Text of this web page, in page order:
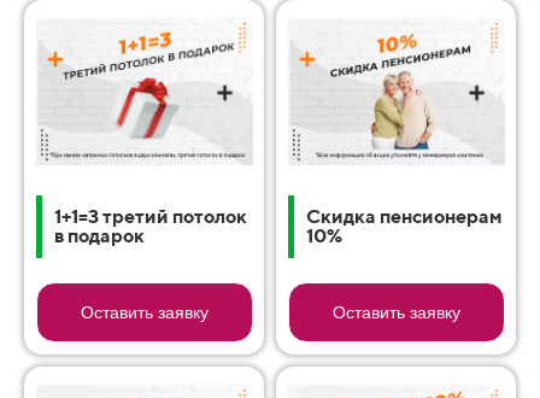
1+1=3 третий потолок
в подарок
Оставить заявку
Скидка пенсионерам
10%
Оставить заявку